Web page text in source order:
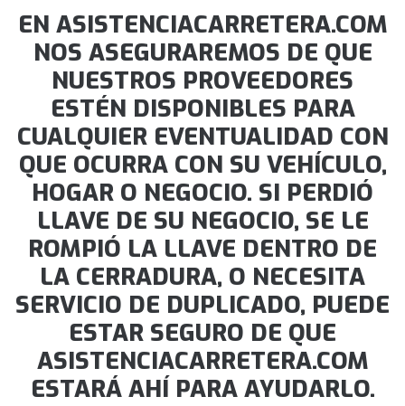
EN ASISTENCIACARRETERA.COM
NOS ASEGURAREMOS DE QUE
NUESTROS PROVEEDORES
ESTÉN DISPONIBLES PARA
CUALQUIER EVENTUALIDAD CON
QUE OCURRA CON SU VEHÍCULO,
HOGAR O NEGOCIO. SI PERDIÓ
LLAVE DE SU NEGOCIO, SE LE
ROMPIÓ LA LLAVE DENTRO DE
LA CERRADURA, O NECESITA
SERVICIO DE DUPLICADO, PUEDE
ESTAR SEGURO DE QUE
ASISTENCIACARRETERA.COM
ESTARÁ AHÍ PARA AYUDARLO.